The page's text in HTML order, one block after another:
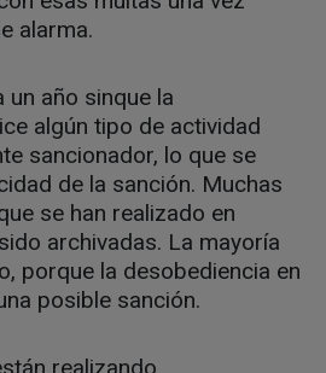
alarma.
un año sinque la
algún tipo de actividad
sancionador, lo que se
de la sanción. Muchas
se han realizado en
archivadas. La mayoría
porque la desobediencia en
posible sanción.